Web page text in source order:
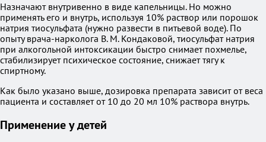
Назначают внутривенно в виде капельницы. Но можно
применять его и внутрь, используя 10% раствор или порошок
натрия тиосульфата (нужно развести в питьевой воде). По
опыту врача-нарколога В. М. Кондаковой, тиосульфат натрия
при алкогольной интоксикации быстро снимает похмелье,
стабилизирует психическое состояние, снижает тягу к
спиртному.
Как было указано выше, дозировка препарата зависит от веса
пациента и составляет от 10 до 20 мл 10% раствора внутрь.
Применение у детей